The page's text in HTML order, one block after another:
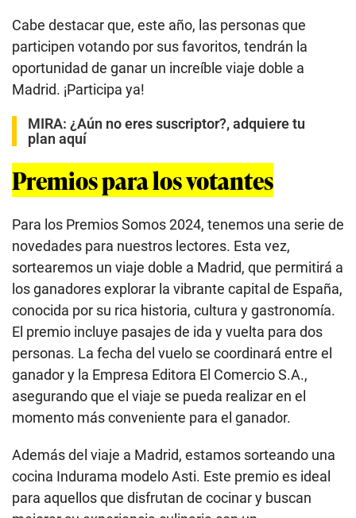
Cabe destacar que, este año, las personas que
participen votando por sus favoritos, tendrán la
oportunidad de ganar un increíble viaje doble a
Madrid. ¡Participa ya!
MIRA: ¿Aún no eres suscriptor?, adquiere tu
plan aquí
Premios para los votantes
Para los Premios Somos 2024, tenemos una serie de
novedades para nuestros lectores. Esta vez,
sortearemos un viaje doble a Madrid, que permitirá a
los ganadores explorar la vibrante capital de España,
conocida por su rica historia, cultura y gastronomía.
El premio incluye pasajes de ida y vuelta para dos
personas. La fecha del vuelo se coordinará entre el
ganador y la Empresa Editora El Comercio S.A.,
asegurando que el viaje se pueda realizar en el
momento más conveniente para el ganador.
Además del viaje a Madrid, estamos sorteando una
cocina Indurama modelo Asti. Este premio es ideal
para aquellos que disfrutan de cocinar y buscan